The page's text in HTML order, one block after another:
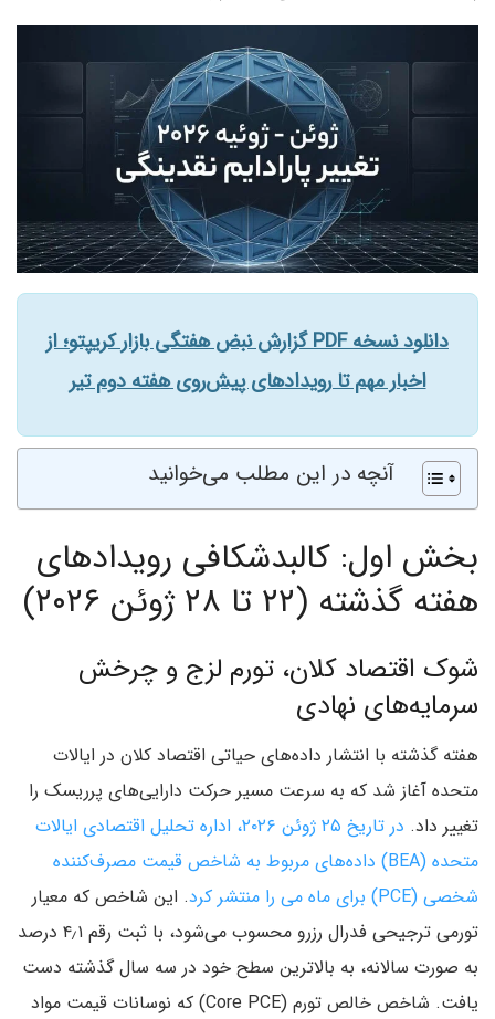
دانلود نسخه PDF گزارش نبض هفتگی بازار کریپتو؛ از
اخبار مهم تا رویدادهای پیش‌روی هفته دوم تیر
آنچه در این مطلب می‌خوانید
بخش اول: کالبدشکافی رویدادهای
هفته گذشته (۲۲ تا ۲۸ ژوئن ۲۰۲۶)
شوک اقتصاد کلان، تورم لزج و چرخش
سرمایه‌های نهادی
هفته گذشته با انتشار داده‌های حیاتی اقتصاد کلان در ایالات
متحده آغاز شد که به سرعت مسیر حرکت دارایی‌های پرریسک را
تغییر داد.
در تاریخ ۲۵ ژوئن ۲۰۲۶، اداره تحلیل اقتصادی ایالات
متحده (BEA) داده‌های مربوط به شاخص قیمت مصرف‌کننده
شخصی (PCE) برای ماه می را منتشر کرد
. این شاخص که معیار
تورمی ترجیحی فدرال رزرو محسوب می‌شود، با ثبت رقم ۴٫۱ درصد
به صورت سالانه، به بالاترین سطح خود در سه سال گذشته دست
یافت. شاخص خالص تورم (Core PCE) که نوسانات قیمت مواد